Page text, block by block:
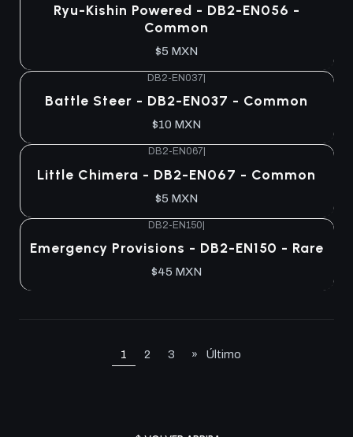
Ryu-Kishin Powered - DB2-EN056 -
Common
$5 MXN
DB2-EN037
Battle Steer - DB2-EN037 - Common
$10 MXN
DB2-EN067|
Little Chimera - DB2-EN067 - Common
$5 MXN
DB2-EN150|
Emergency Provisions - DB2-EN150 - Rare
$45 MXN
1 2 3 » Último